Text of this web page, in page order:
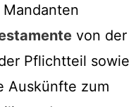
von der
Pflichtteil sowie
Auskünfte zum